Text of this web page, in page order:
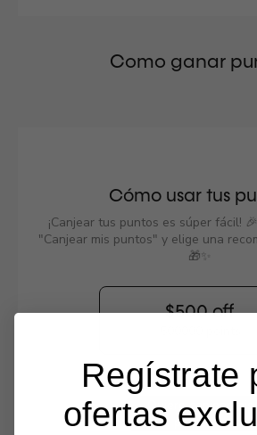
Como ganar
Cómo usar tus
¡Canjear tus puntos es súper fácil!
"Canjear mis puntos" y elige una
🎁✨
$500 off
Quiero canjear mis
puntos🎉
Regístrate
ofertas